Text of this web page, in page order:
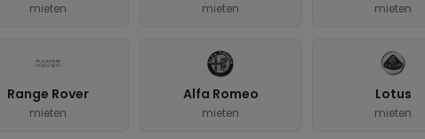
mieten mieten mieten
Range Rover
mieten
Alfa Romeo
mieten
Lotus
mieten